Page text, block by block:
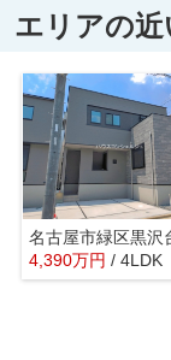
エリアの近
4,390万円 / 4LDK